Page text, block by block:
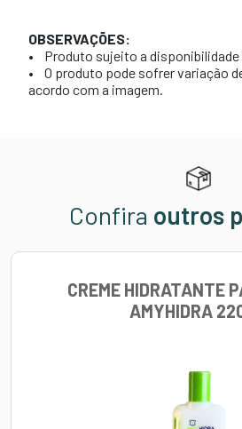
OBSERVAÇÕES:
• Produto sujeito a disponibilidade
• O produto pode sofrer variação
acordo com a imagem.
Confira outros
CREME HIDRATANTE
AMYHIDRA